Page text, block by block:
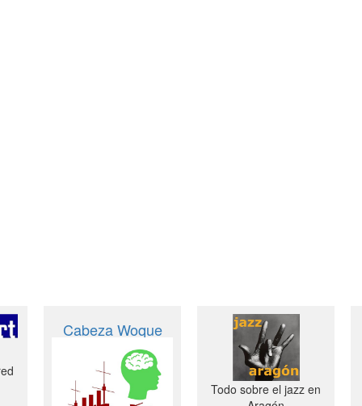
Cabeza Woque
Todo sobre el jazz en